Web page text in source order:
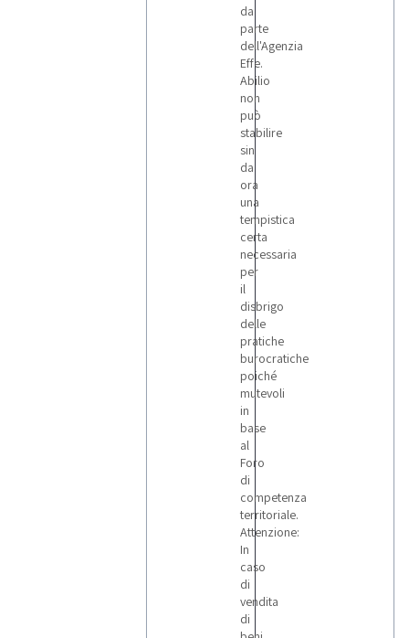
da
parte
dell'Agenzia
Effe.
Abilio
non
può
stabilire
sin
da
ora
una
tempistica
certa
necessaria
per
il
disbrigo
delle
pratiche
burocratiche
poiché
mutevoli
in
base
al
Foro
di
competenza
territoriale.
Attenzione:
In
caso
di
vendita
di